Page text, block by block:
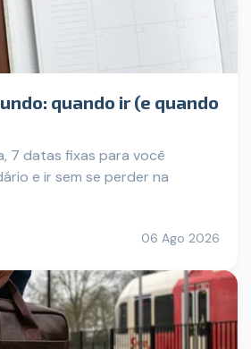
quando ir (e quando
7 datas fixas para você
e ir sem se perder na
06 Ago 2026